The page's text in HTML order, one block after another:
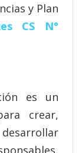
y Plan
CS N°
es un
crear,